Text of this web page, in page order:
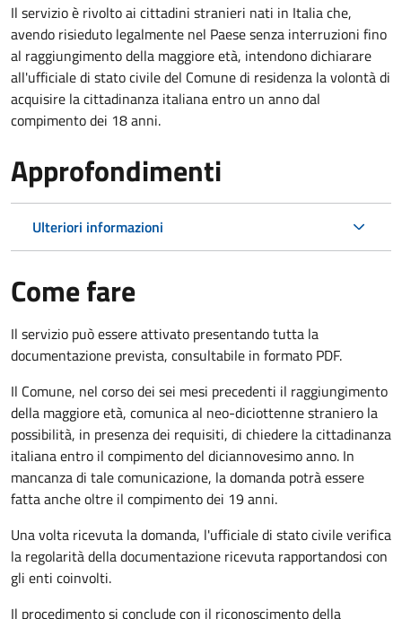
Il servizio è rivolto ai cittadini stranieri nati in Italia che,
avendo risieduto legalmente nel Paese senza interruzioni fino
al raggiungimento della maggiore età, intendono dichiarare
all'ufficiale di stato civile del Comune di residenza la volontà di
acquisire la cittadinanza italiana entro un anno dal
compimento dei 18 anni.
Approfondimenti
Ulteriori informazioni
Come fare
Il servizio può essere attivato presentando tutta la
documentazione prevista, consultabile in formato PDF.
Il Comune, nel corso dei sei mesi precedenti il raggiungimento
della maggiore età, comunica al neo-diciottenne straniero la
possibilità, in presenza dei requisiti, di chiedere la cittadinanza
italiana entro il compimento del diciannovesimo anno. In
mancanza di tale comunicazione, la domanda potrà essere
fatta anche oltre il compimento dei 19 anni.
Una volta ricevuta la domanda, l'ufficiale di stato civile verifica
la regolarità della documentazione ricevuta rapportandosi con
gli enti coinvolti.
Il procedimento si conclude con il riconoscimento della